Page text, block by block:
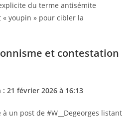
du terme antisémite
youpin » pour cibler la
et contestation
21 février 2026 à 16:13
à un post de #W__Degeorges listant